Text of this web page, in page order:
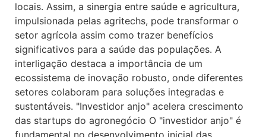
locais. Assim, a sinergia entre saúde e agricultura,
impulsionada pelas agritechs, pode transformar o
setor agrícola assim como trazer benefícios
significativos para a saúde das populações. A
interligação destaca a importância de um
ecossistema de inovação robusto, onde diferentes
setores colaboram para soluções integradas e
sustentáveis. "Investidor anjo" acelera crescimento
das startups do agronegócio O "investidor anjo" é
fundamental no desenvolvimento inicial das